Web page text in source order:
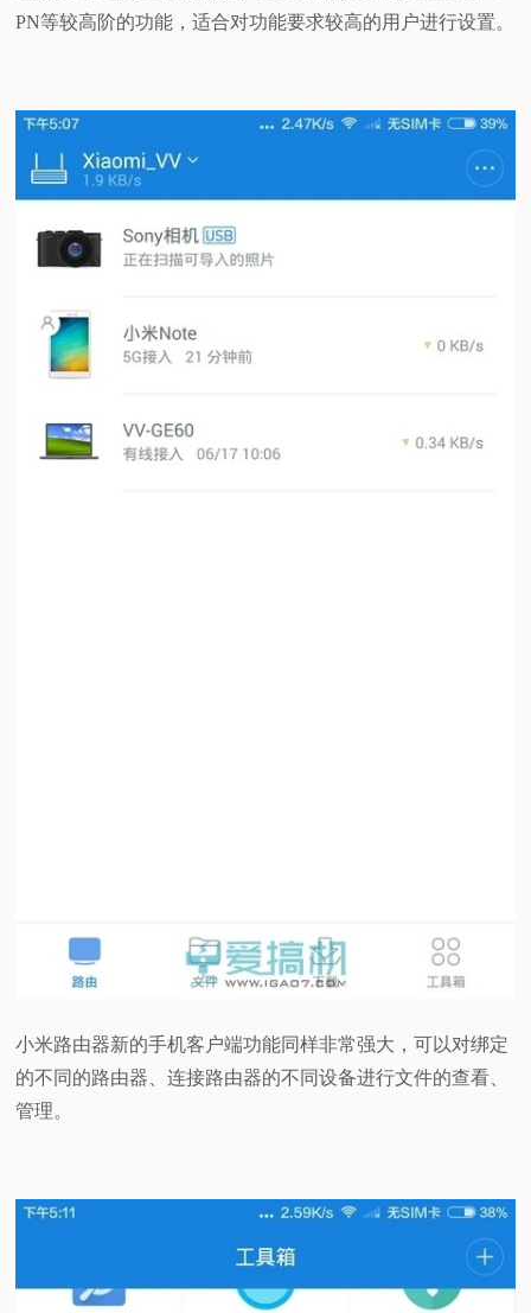
PN等较高阶的功能，适合对功能要求较高的用户进行设置。
小米路由器新的手机客户端功能同样非常强大，可以对绑定
的不同的路由器、连接路由器的不同设备进行文件的查看、
管理。